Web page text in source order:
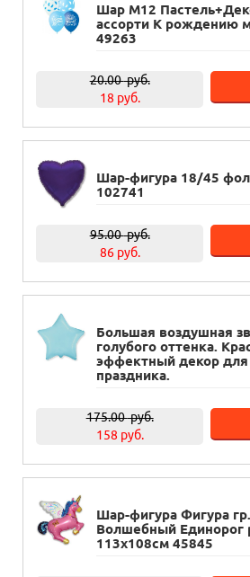
Шар М12
ассорти К рождению
49263
20.00руб.
18 руб.
Шар-фигура 18/45
102741
95.00руб.
86 руб.
Большая воздушная
голубого оттенка.
эффектный декор
праздника.
175.00руб.
158 руб.
Шар-фигура Фигура
Волшебный Единорог
113х108см 45845